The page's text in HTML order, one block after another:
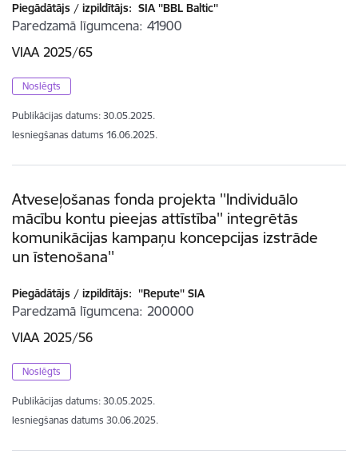
Piegādātājs / izpildītājs: SIA ''BBL Baltic''
Paredzamā līgumcena 41900
VIAA 2025/65
Noslēgts
Publikācijas datums: 30.05.2025.
Iesniegšanas datums 16.06.2025.
Atveseļošanas fonda projekta ''Individuālo
mācību kontu pieejas attīstība'' integrētās
komunikācijas kampaņu koncepcijas izstrāde
un īstenošana''
Piegādātājs / izpildītājs: ''Repute'' SIA
Paredzamā līgumcena 200000
VIAA 2025/56
Noslēgts
Publikācijas datums: 30.05.2025.
Iesniegšanas datums 30.06.2025.